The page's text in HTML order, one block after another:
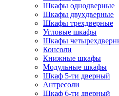
Шкафы однодверные
Шкафы двухдверные
Шкафы трехдверные
Угловые шкафы
Шкафы
Консоли
Книжные шкафы
Модульные шкафы
Шкаф 5-ти дверный
Антресоли
Шкаф 6-ти дверный